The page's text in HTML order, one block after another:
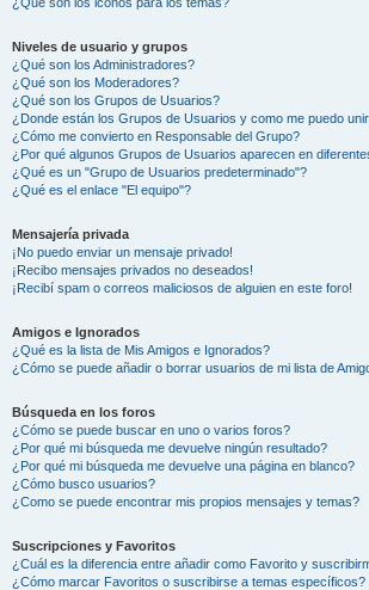
Niveles de usuario y grupos
¿Qué son los Administradores?
¿Qué son los Moderadores?
¿Qué son los Grupos de Usuarios?
¿Donde están los Grupos de Usuarios y como me puedo
¿Cómo me convierto en Responsable del Grupo?
¿Por qué algunos Grupos de Usuarios aparecen en
¿Qué es un "Grupo de Usuarios predeterminado"?
¿Qué es el enlace "El equipo"?
Mensajería privada
¡No puedo enviar un mensaje privado!
¡Recibo mensajes privados no deseados!
¡Recibí spam o correos maliciosos de alguien en este foro!
Amigos e Ignorados
¿Qué es la lista de Mis Amigos e Ignorados?
¿Cómo se puede añadir o borrar usuarios de mi lista de
Búsqueda en los foros
¿Cómo se puede buscar en uno o varios foros?
¿Por qué mi búsqueda me devuelve ningún resultado?
¿Por qué mi búsqueda me devuelve una página en blanco?
¿Cómo busco usuarios?
¿Como se puede encontrar mis propios mensajes y temas?
Suscripciones y Favoritos
¿Cuál es la diferencia entre añadir como Favorito y
¿Cómo marcar Favoritos o suscribirse a temas específicos?